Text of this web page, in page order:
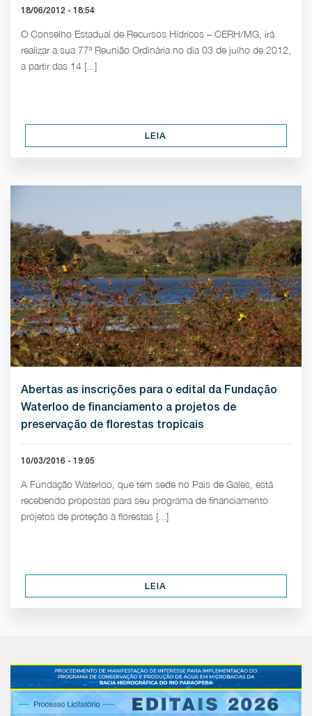
18/06/2012 - 18:54
O Conselho Estadual de Recursos Hídricos – CERH/MG, irá
realizar a sua 77ª Reunião Ordinária no dia 03 de julho de 2012,
a partir das 14 [...]
LEIA
Abertas as inscrições para o edital da Fundação
Waterloo de financiamento a projetos de
preservação de florestas tropicais
10/03/2016 - 19:05
A Fundação Waterloo, que tem sede no País de Gales, está
recebendo propostas para seu programa de financiamento
projetos de proteção à florestas [...]
LEIA